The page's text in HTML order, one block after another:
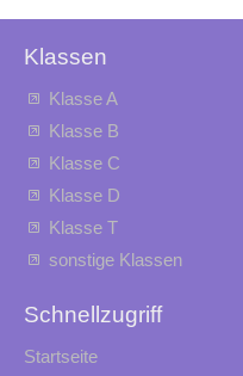
Klassen
Klasse A
Klasse B
Klasse C
Klasse D
Klasse T
sonstige Klassen
Schnellzugriff
Startseite